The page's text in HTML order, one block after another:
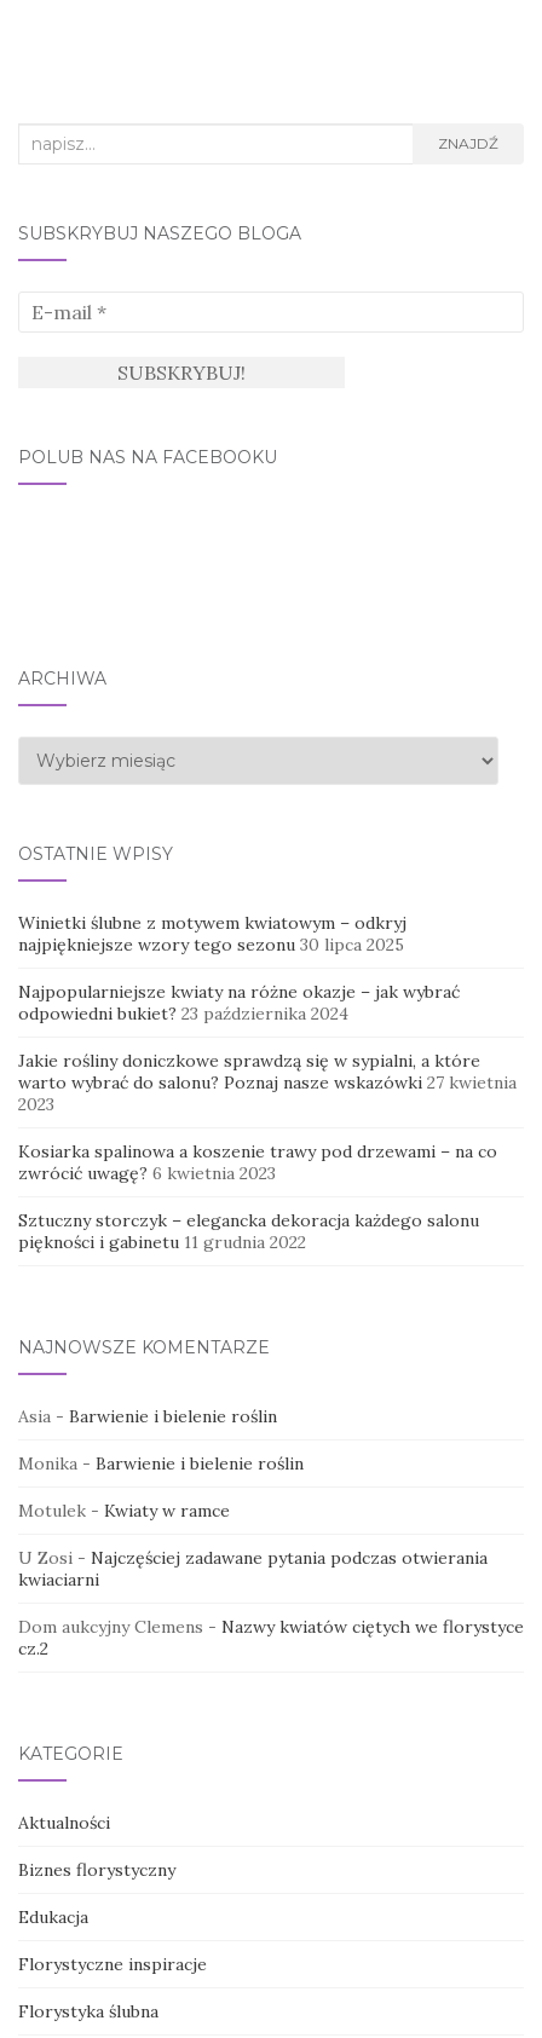
Search
ZNAJDŹ
SUBSKRYBUJ NASZEGO BLOGA
POLUB NAS NA FACEBOOKU
ARCHIWA
Archiwa
OSTATNIE WPISY
Winietki ślubne z motywem kwiatowym – odkryj
najpiękniejsze wzory tego sezonu 30 lipca 2025
Najpopularniejsze kwiaty na różne okazje – jak wybrać
odpowiedni bukiet? 23 października 2024
Jakie rośliny doniczkowe sprawdzą się w sypialni, a które
warto wybrać do salonu? Poznaj nasze wskazówki 27 kwietnia
2023
Kosiarka spalinowa a koszenie trawy pod drzewami – na co
zwrócić uwagę? 6 kwietnia 2023
Sztuczny storczyk – elegancka dekoracja każdego salonu
piękności i gabinetu 11 grudnia 2022
NAJNOWSZE KOMENTARZE
Asia - Barwienie i bielenie roślin
Monika - Barwienie i bielenie roślin
Motulek - Kwiaty w ramce
U Zosi - Najczęściej zadawane pytania podczas otwierania
kwiaciarni
Dom aukcyjny Clemens - Nazwy kwiatów ciętych we florystyce
cz.2
KATEGORIE
Aktualności
Biznes florystyczny
Edukacja
Florystyczne inspiracje
Florystyka ślubna